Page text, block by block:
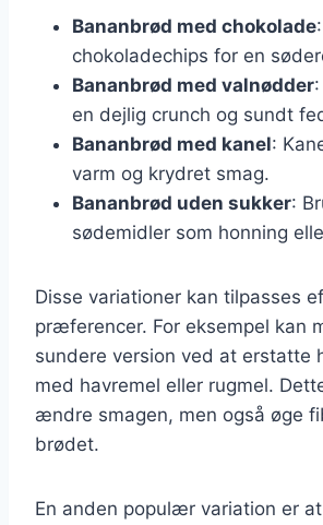
Bananbrød med chokolade
chokoladechips for en
Bananbrød med valnødder
en dejlig crunch og sundt
Bananbrød med kanel:
varm og krydret smag.
Bananbrød uden sukker:
sødemidler som honning
Disse variationer kan tilpasses
præferencer. For eksempel kan
sundere version ved at erstatte
med havremel eller rugmel.
ændre smagen, men også øge
brødet.
En anden populær variation er